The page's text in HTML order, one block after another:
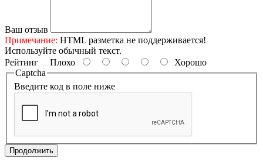
Ваш отзыв
Примечание: HTML разметка не поддерживается!
Используйте обычный текст.
Рейтинг Плохо
Хорошо
Captcha
Введите код в поле ниже
Продолжить